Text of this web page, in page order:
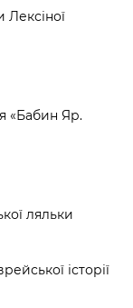
Лексіної
«Бабин Яр.
ляльки
історії